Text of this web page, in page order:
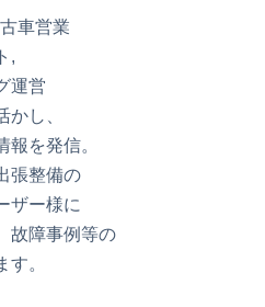
車営業
運営
かし、
報を発信。
張整備の
ザー様に
故障事例等の
。